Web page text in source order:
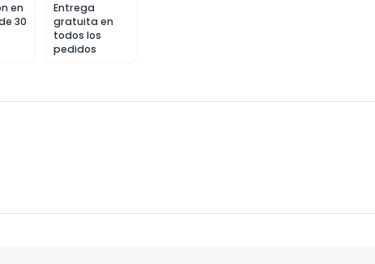
en
30
Entrega
gratuita en
todos los
pedidos